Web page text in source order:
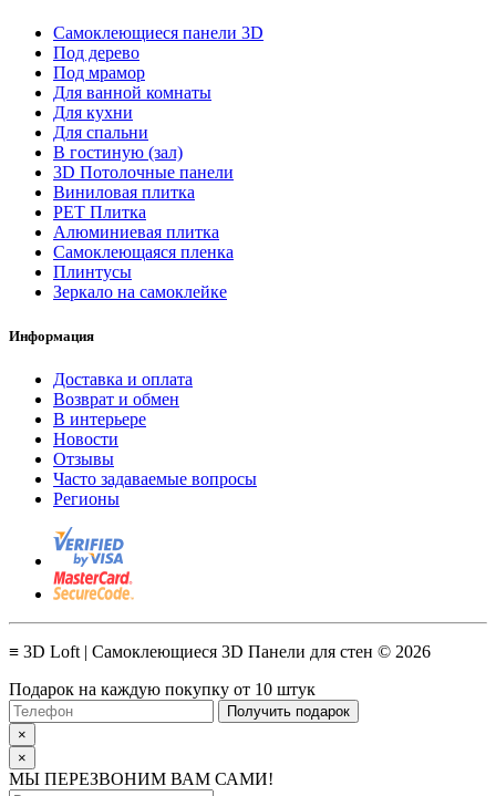
Самоклеющиеся панели 3D
Под дерево
Под мрамор
Для ванной комнаты
Для кухни
Для спальни
В гостиную (зал)
3D Потолочные панели
Виниловая плитка
PET Плитка
Алюминиевая плитка
Самоклеющаяся пленка
Плинтусы
Зеркало на самоклейке
Информация
Доставка и оплата
Возврат и обмен
В интерьере
Новости
Отзывы
Часто задаваемые вопросы
Регионы
≡ 3D Loft | Самоклеющиеся 3D Панели для стен © 2026
Подарок на каждую покупку от 10 штук
Получить подарок
×
×
МЫ ПЕРЕЗВОНИМ ВАМ САМИ!